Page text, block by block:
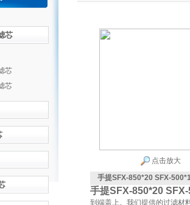
芯
芯
芯
点击放大
手提SFX-850*20 SFX-
手提SFX-850*20
到端盖上。我们提供的过滤材